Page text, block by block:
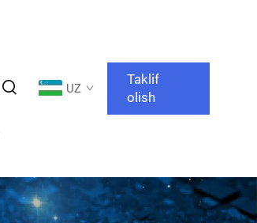
UZ
Taklif
olish